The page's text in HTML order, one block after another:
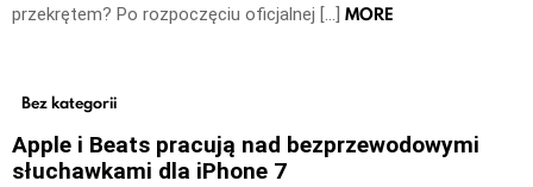
przekrętem? Po rozpoczęciu oficjalnej […] MORE
Bez kategorii
Apple i Beats pracują nad bezprzewodowymi
słuchawkami dla iPhone 7